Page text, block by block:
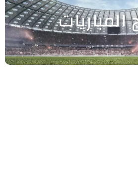
المباريات